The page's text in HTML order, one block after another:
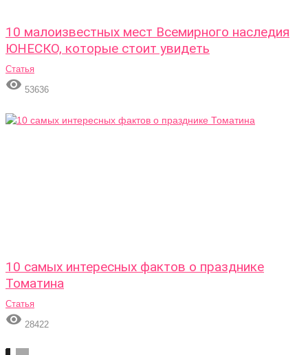
10 малоизвестных мест Всемирного наследия
ЮНЕСКО, которые стоит увидеть
Статья
 53636
10 самых интересных фактов о празднике
Томатина
Статья
 28422